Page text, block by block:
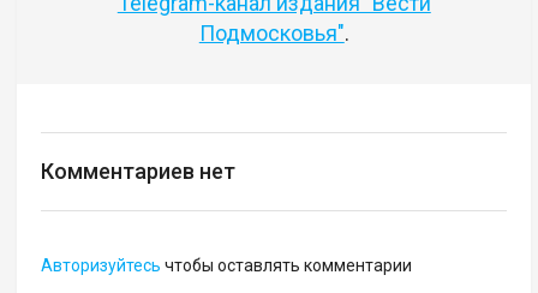
Подмосковья".
Комментариев нет
Авторизуйтесь чтобы оставлять комментарии